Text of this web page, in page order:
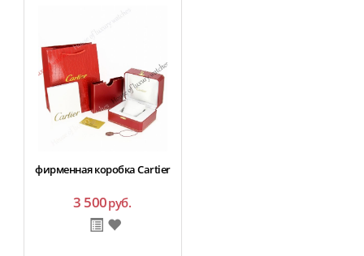
фирменная коробка Cartier
3 500руб.